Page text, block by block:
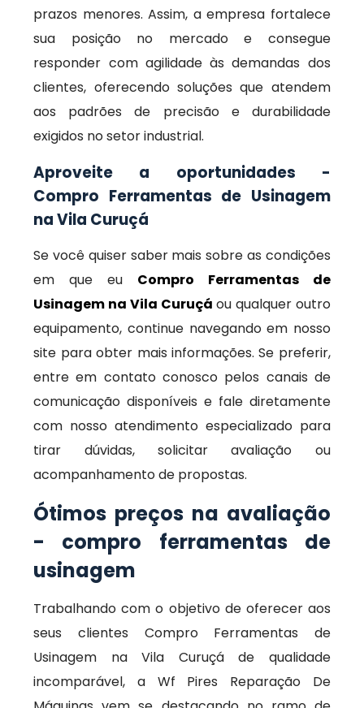
prazos menores. Assim, a empresa fortalece
sua posição no mercado e consegue
responder com agilidade às demandas dos
clientes, oferecendo soluções que atendem
aos padrões de precisão e durabilidade
exigidos no setor industrial.
Aproveite a oportunidades -
Compro Ferramentas de Usinagem
na Vila Curuçá
Se você quiser saber mais sobre as condições
em que eu Compro Ferramentas de
Usinagem na Vila Curuçá ou qualquer outro
equipamento, continue navegando em nosso
site para obter mais informações. Se preferir,
entre em contato conosco pelos canais de
comunicação disponíveis e fale diretamente
com nosso atendimento especializado para
tirar dúvidas, solicitar avaliação ou
acompanhamento de propostas.
Ótimos preços na avaliação
- compro ferramentas de
usinagem
Trabalhando com o objetivo de oferecer aos
seus clientes Compro Ferramentas de
Usinagem na Vila Curuçá de qualidade
incomparável, a Wf Pires Reparação De